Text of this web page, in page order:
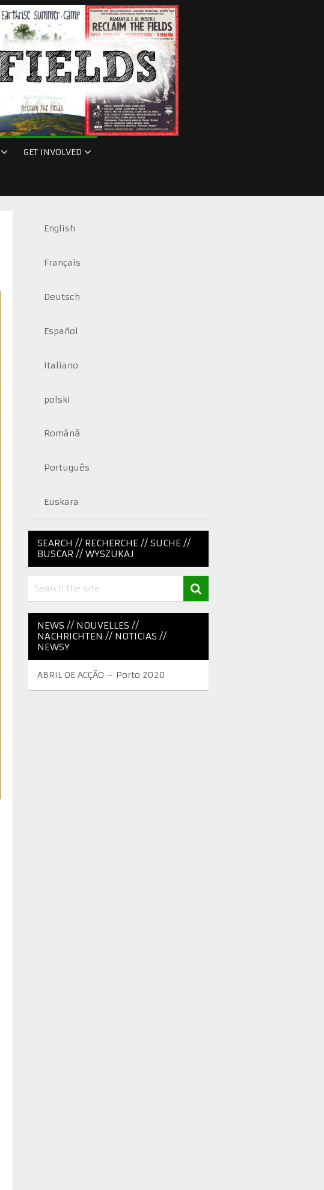
GET INVOLVED
English
Français
Deutsch
Español
Italiano
polski
Română
Português
Euskara
SEARCH // RECHERCHE // SUCHE //
BUSCAR // WYSZUKAJ
NEWS // NOUVELLES //
NACHRICHTEN // NOTICIAS //
NEWSY
ABRIL DE ACÇÃO – Porto 2020